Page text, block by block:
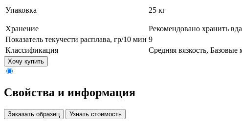
Упаковка 25 кг
Хранение
Рекомендовано хранить
Показатель текучести расплава, гр/10 мин 9
Классификация
Средняя вязкость, Базовые
Хочу купить
Свойства и информация
Заказать образец Узнать стоимость